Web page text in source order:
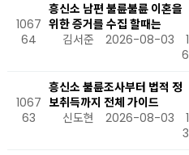
1067
64
흥신소 남편 불륜불륜 이혼을
위한 증거를 수집 할때는
김서준
2026-08-03
1
6
1067
63
흥신소 불륜조사부터 법적 정
보취득까지 전체 가이드
신도현
2026-08-03
1
3